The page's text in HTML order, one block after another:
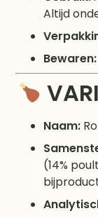
Altijd
Bewaren:
Naam:
(14%